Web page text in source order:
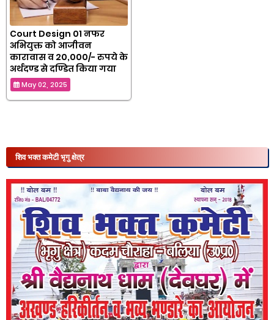
Court Design 01 नफर
अभियुक्त को आजीवन
कारावास व 20,000/- रुपये के
अर्थदण्ड से दण्डित किया गया
May 02, 2025
शिव भक्त कमेटी भृगु क्षेत्र